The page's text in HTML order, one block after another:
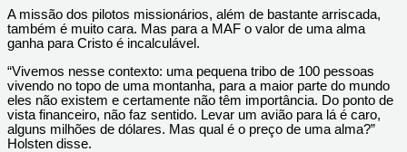
A missão dos pilotos missionários, além de bastante arriscada,
também é muito cara. Mas para a MAF o valor de uma alma
ganha para Cristo é incalculável.
“Vivemos nesse contexto: uma pequena tribo de 100 pessoas
vivendo no topo de uma montanha, para a maior parte do mundo
eles não existem e certamente não têm importância. Do ponto de
vista financeiro, não faz sentido. Levar um avião para lá é caro,
alguns milhões de dólares. Mas qual é o preço de uma alma?”
Holsten disse.